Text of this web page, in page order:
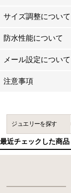
サイズ調整について
防水性能について
メール設定について
注意事項
ジュエリーを探す
最近チェックした商品